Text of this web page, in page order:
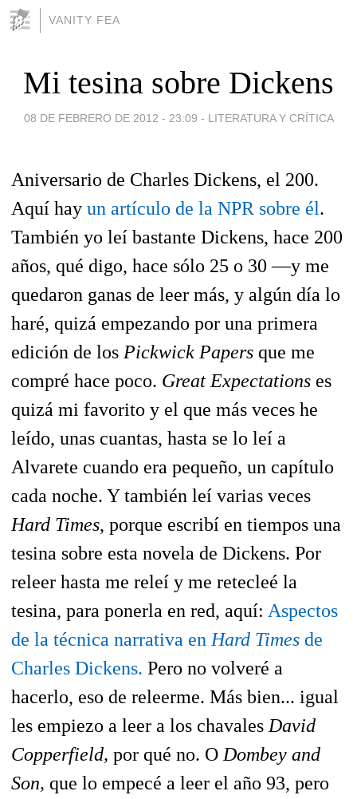
VANITY FEA
Mi tesina sobre Dickens
08 DE FEBRERO DE 2012 - 23:09 - LITERATURA Y CRÍTICA
Aniversario de Charles Dickens, el 200.
Aquí hay un artículo de la NPR sobre él.
También yo leí bastante Dickens, hace 200
años, qué digo, hace sólo 25 o 30 —y me
quedaron ganas de leer más, y algún día lo
haré, quizá empezando por una primera
edición de los Pickwick Papers que me
compré hace poco. Great Expectations es
quizá mi favorito y el que más veces he
leído, unas cuantas, hasta se lo leí a
Alvarete cuando era pequeño, un capítulo
cada noche. Y también leí varias veces
Hard Times, porque escribí en tiempos una
tesina sobre esta novela de Dickens. Por
releer hasta me releí y me retecleé la
tesina, para ponerla en red, aquí: Aspectos
de la técnica narrativa en Hard Times de
Charles Dickens. Pero no volveré a
hacerlo, eso de releerme. Más bien... igual
les empiezo a leer a los chavales David
Copperfield, por qué no. O Dombey and
Son, que lo empecé a leer el año 93, pero